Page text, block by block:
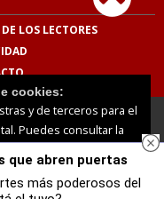
LOS LECTORES
Protección de
que abren puertas
más poderosos del
cookies:
y de terceros para el
Puedes consultar la
y Cookies